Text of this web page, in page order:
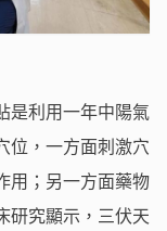
是利用一年中陽氣
位，一方面刺激穴
用；另一方面藥物
研究顯示，三伏天